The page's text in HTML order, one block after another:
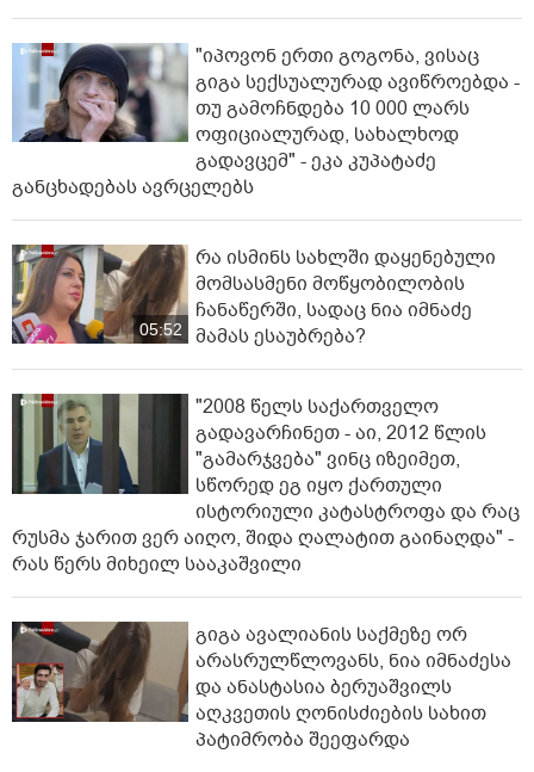
"იპოვონ ერთი გოგონა, ვისაც
გიგა სექსუალურად ავიწროებდა -
თუ გამოჩნდება 10 000 ლარს
ოფიციალურად, სახალხოდ
გადავცემ" - ეკა კუპატაძე
განცხადებას ავრცელებს
05:52
რა ისმინს სახლში დაყენებული
მომსასმენი მოწყობილობის
ჩანაწერში, სადაც ნია იმნაძე
მამას ესაუბრება?
"2008 წელს საქართველო
გადავარჩინეთ - აი, 2012 წლის
"გამარჯვება" ვინც იზეიმეთ,
სწორედ ეგ იყო ქართული
ისტორიული კატასტროფა და რაც
რუსმა ჯარით ვერ აიღო, შიდა ღალატით გაინაღდა" -
რას წერს მიხეილ სააკაშვილი
გიგა ავალიანის საქმეზე ორ
არასრულწლოვანს, ნია იმნაძესა
და ანასტასია ბერუაშვილს
აღკვეთის ღონისძიების სახით
პატიმრობა შეეფარდა